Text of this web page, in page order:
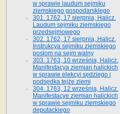
w sprawie laudum sejmiku
ziemskiego gospodarskiego
301. 1762, 17 sierpnia, Halicz.
Laudum sejmiku ziemskiego
przedsejmowego
302. 1762, 17 sierpnia, Halicz.
Instrukcya sejmiku ziemskiego
posłom na sejm walny
303. 1763, 10 września, Halicz.
Manifestacya ziemian halickich
w sprawie elekcyi sędziego i
podsędka tejże ziemi
304. 1763, 12 września, Halicz.
Manifestacye ziemian halickich
w sprawie sejmiku ziemskiego
deputackiego